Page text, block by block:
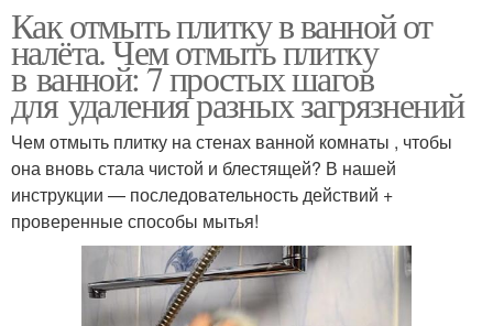
Как отмыть плитку в ванной от
налёта. Чем отмыть плитку
в ванной: 7 простых шагов
для удаления разных загрязнений
Чем отмыть плитку на стенах ванной комнаты , чтобы
она вновь стала чистой и блестящей? В нашей
инструкции — последовательность действий +
проверенные способы мытья!